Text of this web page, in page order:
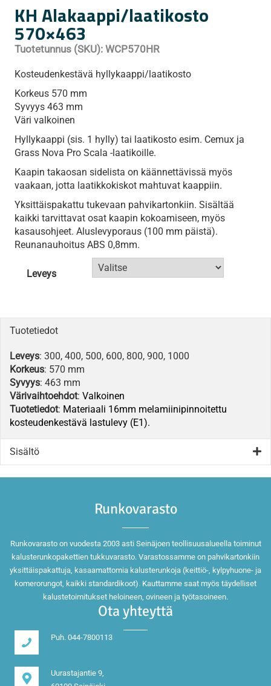
KH Alakaappi/laatikosto
570×463
Tuotetunnus (SKU): WCP570HR
Kosteudenkestävä hyllykaappi/laatikosto
Korkeus 570 mm
Syvyys 463 mm
Väri valkoinen
Hyllykaappi (sis. 1 hylly) tai laatikosto esim. Cemux ja
Grass Nova Pro Scala -laatikoille.
Kaapin takaosan sidelista on käännettävissä myös
vaakaan, jotta laatikkokiskot mahtuvat kaappiin.
Yksittäispakattu tukevaan pahvikartonkiin. Sisältää
kaikki tarvittavat osat kaapin kokoamiseen, myös
kasausohjeet. Aluslevyporaus (100 mm päistä).
Reunanauhoitus ABS 0,8mm.
Leveys
Tuotetiedot
Leveys: 300, 400, 500, 600, 800, 900, 1000
Korkeus: 570 mm
Syvyys: 463 mm
Värivaihtoehdot: Valkoinen
Tuotetiedot: Materiaali 16mm melamiinipinnoitettu
kosteudenkestävä lastulevy (E1).
Sisältö
Runkovarasto
Runkovarasto on vuodesta 2003 asti Seinäjoen teollisuusalueella toiminut
kalusterunkopakettien tukkuvarasto. Varastossamme on pahvikartonkiin
yksittäispakattuja, kasaamattomia kalusterunkoja (keittiö-, kylpyhuone- ja
komerorungot, kaikki standardikoot). Kauttamme saat myös täydelliset
kalustetoimitukset heloineen, ovineen ja työtasoineen.
Ota yhteyttä
Puh. 044-7800113
Uurastajantie 9,